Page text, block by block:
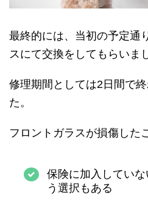
最終的には、当初の予定通
スにて交換をしてもらいま
修理期間としては2日間で
た。
フロントガラスが損傷した
保険に加入してい
う選択もある